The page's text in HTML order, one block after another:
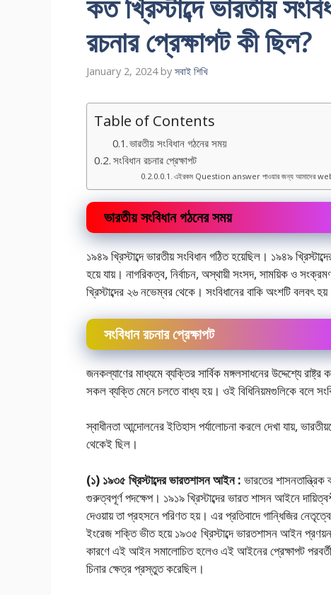
রচনার প্রেক্ষাপট কী ছিল?
January 2, 2024 by সবাই শিখি
Table of Contents
ভারতীয় সংবিধান গঠনের সময়
সংবিধান রচনার প্রেক্ষাপট
এইরকম Question answer পাওয়ার জন্য আমাদের
ভারতীয় সংবিধান গঠনের সময়
১৯৪৯ খ্রিস্টাব্দে ভারতীয় সংবিধান গঠিত হয়েছিল। ১৯৪৯
হয়ে যায়। নাগরিকত্ব, নির্বাচন, অস্থায়ী সংসদ, সাময়িক ও
খ্রিস্টাব্দের ২৬ নভেম্বর থেকে। সংবিধানের বাকি অংশটি বলবৎ
সংবিধান রচনার প্রেক্ষাপট
জনকল্যাণের মাধ্যমে ব্যক্তির সার্বিক মঙ্গলসাধনের উদ্দেশ্যে রাষ্ট্র
সকল ব্যক্তি মেনে চলতে বাধ্য হয়। ওই বিধিনিয়মগুলিকে বলে
স্বাধীনতা আন্দোলনের ইতিহাস পর্যালােচনা করলে দেখা যায়,
থেকেই ছিল।
(১) ১৯৩৫ খ্রিস্টাব্দের ভারতশাসন আইন : ভারতের
গুরুত্বপূর্ণ পদক্ষেপ। ১৯১৯ খ্রিস্টাব্দের ভারত শাসন আইনে
দেওয়ায় তা প্রহসনে পরিণত হয়। এর প্রতিবাদে গান্ধিজির
ইংরেজ শক্তি ভীত হয়ে ১৯৩৫ খ্রিস্টাব্দে ভারতশাসন আইন
কারণে এই আইন সমালােচিত হলেও এই আইনের প্রেক্ষাপট
চিনার ক্ষেত্র প্রস্তুত করেছিল।